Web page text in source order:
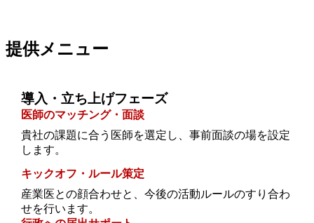
提供メニュー
導入・立ち上げフェーズ
医師のマッチング・面談
貴社の課題に合う医師を選定し、事前面談の場を設定
します。
キックオフ・ルール策定
産業医との顔合わせと、今後の活動ルールのすり合わ
せを行います。